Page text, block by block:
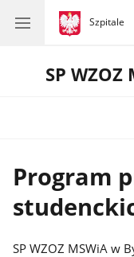
gov.pl
Szpitale
gov.pl
Szpitale
SP
Program
SP WZOZ MSWiA w